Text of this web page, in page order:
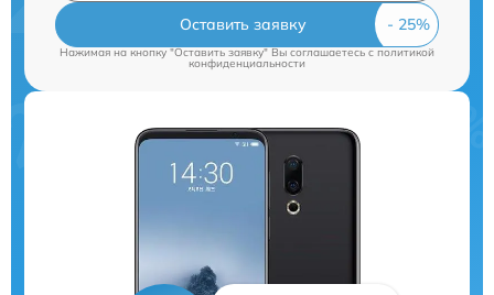
Оставить заявку
Нажимая на кнопку "Оставить заявку" Вы соглашаетесь cполитикой
конфиденциальности